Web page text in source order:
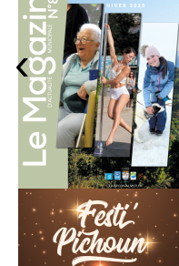
NUMÉROS UTILES
‹